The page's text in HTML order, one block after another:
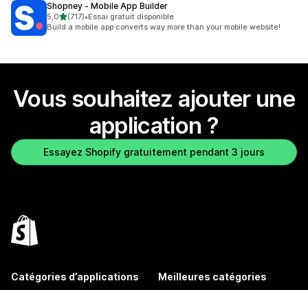
Shopney ‑ Mobile App Builder
5,0étoile(s) sur 5
(717)
717 avis au total
•Essai gratuit disponible
Build a mobile app converts way more than your mobile website!
Vous souhaitez ajouter une
application ?
Essayez Shopify gratuitement pendant 3 jours
Catégories d’applications Meilleures catégories